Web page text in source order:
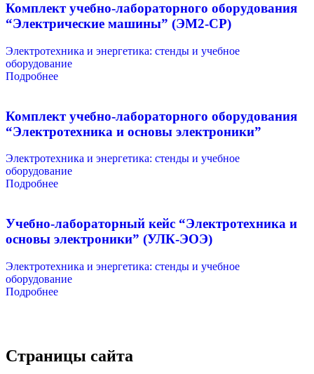
Комплект учебно-лабораторного оборудования
“Электрические машины” (ЭМ2-СР)
Электротехника и энергетика: стенды и учебное
оборудование
Подробнее
Комплект учебно-лабораторного оборудования
“Электротехника и основы электроники”
Электротехника и энергетика: стенды и учебное
оборудование
Подробнее
Учебно-лабораторный кейс “Электротехника и
основы электроники” (УЛК-ЭОЭ)
Электротехника и энергетика: стенды и учебное
оборудование
Подробнее
Страницы сайта